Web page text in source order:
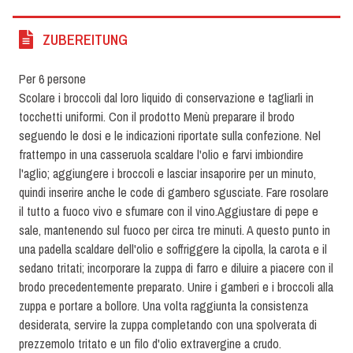
ZUBEREITUNG
Per 6 persone
Scolare i broccoli dal loro liquido di conservazione e tagliarli in
tocchetti uniformi. Con il prodotto Menù preparare il brodo
seguendo le dosi e le indicazioni riportate sulla confezione. Nel
frattempo in una casseruola scaldare l'olio e farvi imbiondire
l'aglio; aggiungere i broccoli e lasciar insaporire per un minuto,
quindi inserire anche le code di gambero sgusciate. Fare rosolare
il tutto a fuoco vivo e sfumare con il vino.Aggiustare di pepe e
sale, mantenendo sul fuoco per circa tre minuti. A questo punto in
una padella scaldare dell'olio e soffriggere la cipolla, la carota e il
sedano tritati; incorporare la zuppa di farro e diluire a piacere con il
brodo precedentemente preparato. Unire i gamberi e i broccoli alla
zuppa e portare a bollore. Una volta raggiunta la consistenza
desiderata, servire la zuppa completando con una spolverata di
prezzemolo tritato e un filo d'olio extravergine a crudo.